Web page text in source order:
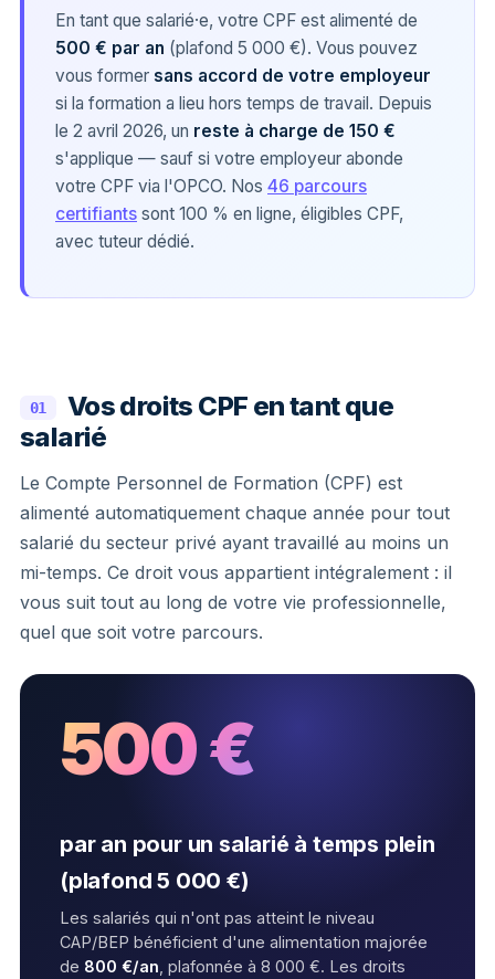
En tant que salarié·e, votre CPF est alimenté de
500 € par an (plafond 5 000 €). Vous pouvez
vous former sans accord de votre employeur
si la formation a lieu hors temps de travail. Depuis
le 2 avril 2026, un reste à charge de 150 €
s'applique — sauf si votre employeur abonde
votre CPF via l'OPCO. Nos 46 parcours
certifiants sont 100 % en ligne, éligibles CPF,
avec tuteur dédié.
01
Vos droits CPF en tant que
salarié
Le Compte Personnel de Formation (CPF) est
alimenté automatiquement chaque année pour tout
salarié du secteur privé ayant travaillé au moins un
mi-temps. Ce droit vous appartient intégralement : il
vous suit tout au long de votre vie professionnelle,
quel que soit votre parcours.
500 €
par an pour un salarié à temps plein
(plafond 5 000 €)
Les salariés qui n'ont pas atteint le niveau
CAP/BEP bénéficient d'une alimentation majorée
de 800 €/an , plafonnée à 8 000 €. Les droits